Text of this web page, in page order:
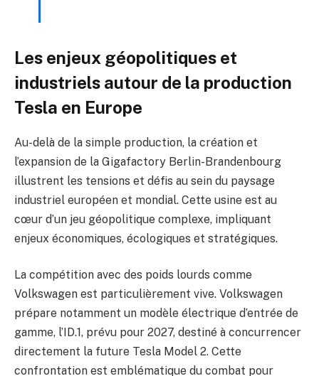
Les enjeux géopolitiques et
industriels autour de la production
Tesla en Europe
Au-delà de la simple production, la création et
l’expansion de la Gigafactory Berlin-Brandenbourg
illustrent les tensions et défis au sein du paysage
industriel européen et mondial. Cette usine est au
cœur d’un jeu géopolitique complexe, impliquant
enjeux économiques, écologiques et stratégiques.
La compétition avec des poids lourds comme
Volkswagen est particulièrement vive. Volkswagen
prépare notamment un modèle électrique d’entrée de
gamme, l’ID.1, prévu pour 2027, destiné à concurrencer
directement la future Tesla Model 2. Cette
confrontation est emblématique du combat pour